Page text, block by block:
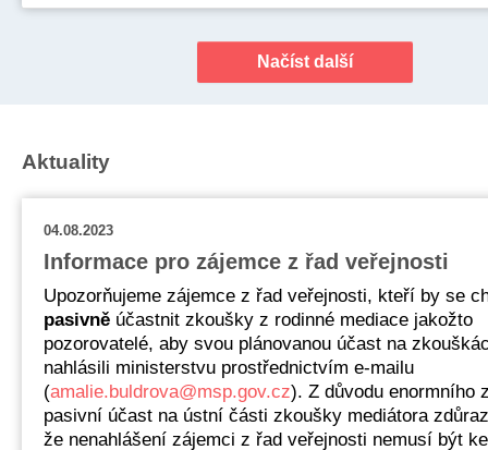
Načíst další
Aktuality
04.08.2023
Informace pro zájemce z řad veřejnosti
Upozorňujeme zájemce z řad veřejnosti, kteří by se
pasivně účastnit zkoušky z rodinné mediace jakožto
pozorovatelé, aby svou plánovanou účast na
nahlásili ministerstvu prostřednictvím e-mailu
(amalie.buldrova@msp.gov.cz). Z důvodu enormního
pasivní účast na ústní části zkoušky mediátora
že nenahlášení zájemci z řad veřejnosti nemusí být